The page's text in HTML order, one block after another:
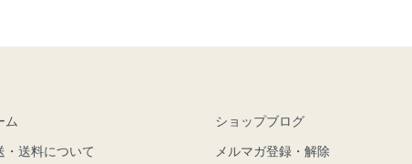
ム
・送料について
ショップブログ
メルマガ登録・解除